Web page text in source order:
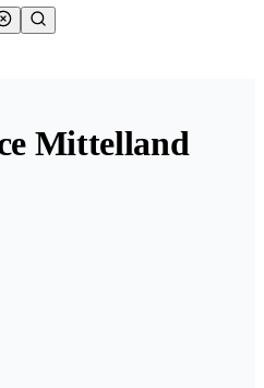
Mittelland